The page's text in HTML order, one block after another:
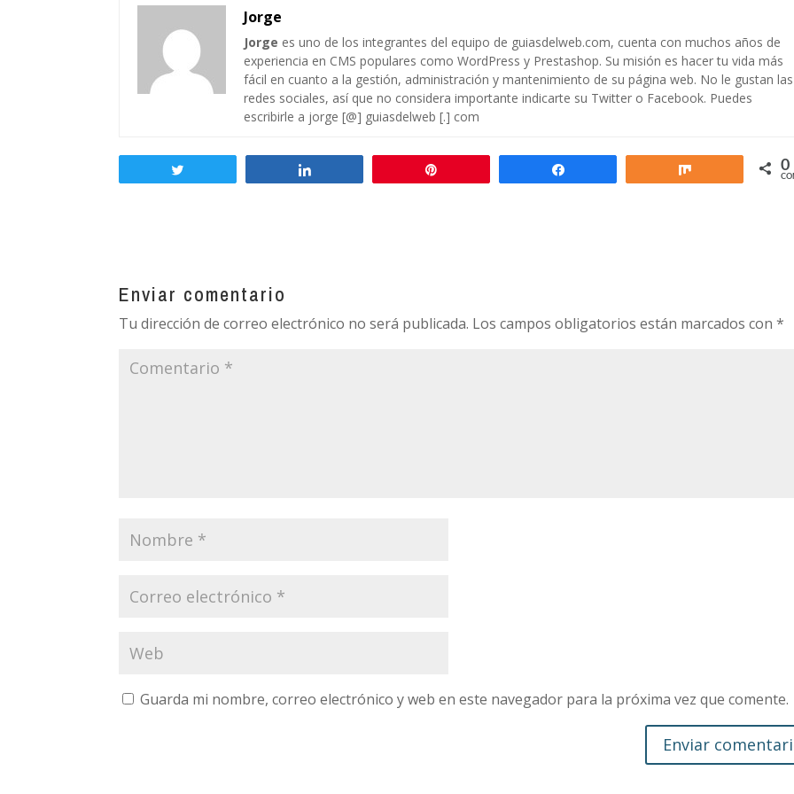
Jorge
Jorge es uno de los integrantes del equipo de guiasdelweb.com, cuenta con muchos años de
experiencia en CMS populares como WordPress y Prestashop. Su misión es hacer tu vida más
fácil en cuanto a la gestión, administración y mantenimiento de su página web. No le gustan las
redes sociales, así que no considera importante indicarte su Twitter o Facebook. Puedes
escribirle a jorge [@] guiasdelweb [.] com
0
Enviar comentario
Tu dirección de correo electrónico no será publicada. Los campos obligatorios están marcados con*
Guarda mi nombre, correo electrónico y web en este navegador para la próxima vez que comente.